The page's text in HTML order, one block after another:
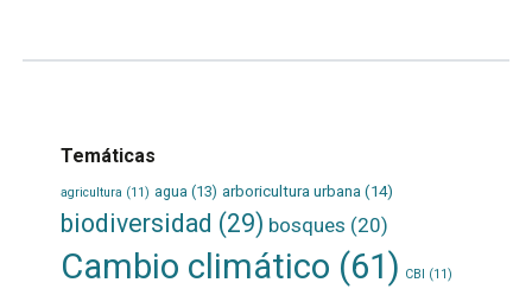
Temáticas
agricultura (11) agua (13) arboricultura urbana (14)
biodiversidad (29) bosques (20)
Cambio climático (61) CBI (11)